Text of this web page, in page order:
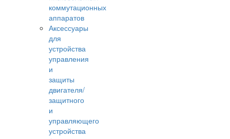
коммутационных
аппаратов
Аксессуары
для
устройства
управления
и
защиты
двигателя/
защитного
и
управляющего
устройства